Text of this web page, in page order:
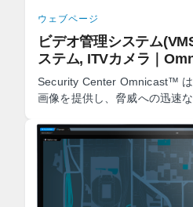
ウェブページ
ビデオ管理システム
ステム, ITVカメラ｜
Security Center Omnicast™
画像を提供し、脅威への迅速